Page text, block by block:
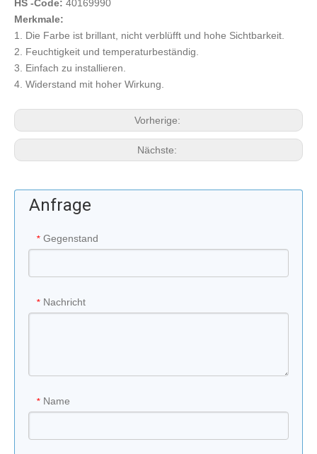
HS -Code: 40169990
Merkmale:
1. Die Farbe ist brillant, nicht verblüfft und hohe Sichtbarkeit.
2. Feuchtigkeit und temperaturbeständig.
3. Einfach zu installieren.
4. Widerstand mit hoher Wirkung.
Vorherige:
Nächste:
Anfrage
* Gegenstand
* Nachricht
* Name